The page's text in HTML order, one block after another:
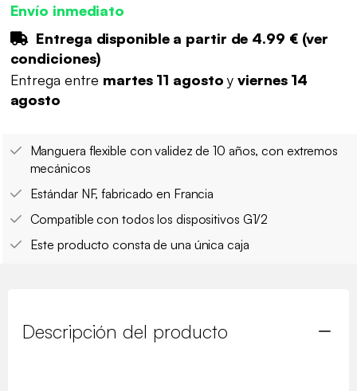
Envío inmediato
Entrega disponible a partir de 4.99 €(ver
condiciones)
Entrega entre martes 11 agostoyviernes 14
agosto
Manguera flexible con validez de 10 años, con extremos
mecánicos
Estándar NF, fabricado en Francia
Compatible con todos los dispositivos G1/2
Este producto consta de una única caja
Descripción del producto